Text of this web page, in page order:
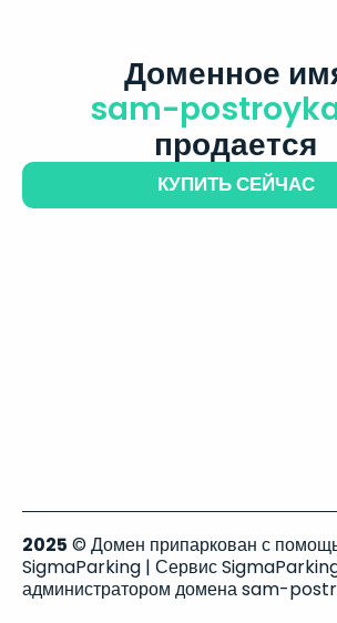
Доменное
sam-
продается
КУПИТЬ СЕЙЧАС
2025 © Домен припаркован с
SigmaParking | Сервис
администратором домена sam-